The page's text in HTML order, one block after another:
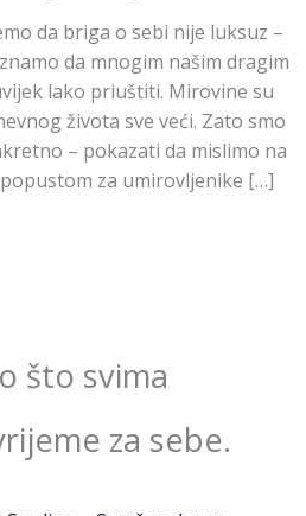
da briga o sebi nije luksuz –
da mnogim našim dragim
lako priuštiti. Mirovine su
života sve veći. Zato smo
– pokazati da mislimo na
za umirovljenike […]
što svima
za sebe.